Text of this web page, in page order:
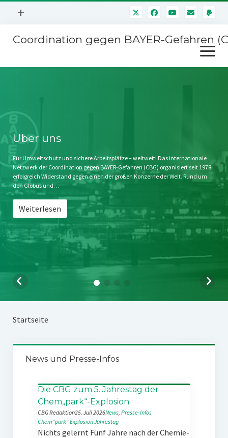
Menü
+
Mitmachen
Kontakt
Impressum
Störfälle
Coordination gegen BAYER-Gefahren
Menü
öffnen
Stichwort BAYER
Jahrestagung
SPENDEN
Über uns
Für Umweltschutz und sichere Arbeitsplätze – weltweit! Das internationale
Netzwerk der Coordination gegen BAYER-Gefahren (CBG) organisiert seit 1978
erfolgreich Widerstand gegen einen der großen Konzerne der Welt. Rund um
den Globus und…
Weiterlesen
Startseite
News und Presse-Infos
Die CBG zum 5. Jahrestag der
Chem„park“-Explosion
CBG Redaktion25. Juli 2026News, Presse-Infos
Chem“park“ExplosionJahrestag
Nichts gelernt Fünf Jahre nach der Chemie-